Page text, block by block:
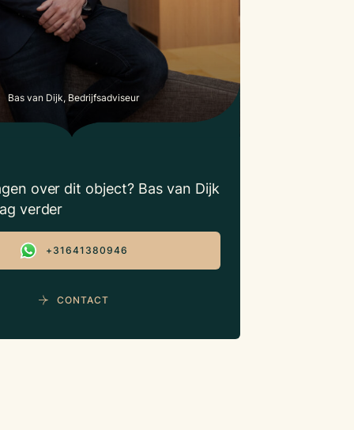
Bas van Dijk, Bedrijfsadviseur
over dit object? Bas van Dijk
verder
+31641380946
CONTACT